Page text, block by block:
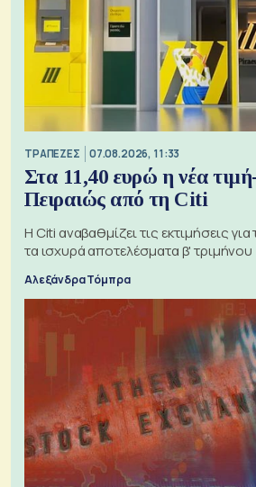
ΤΡΑΠΕΖΕΣ 07.08.2026, 11:33
Στα 11,40 ευρώ η νέα
Πειραιώς από τη Citi
Η Citi αναβαθμίζει τις εκτιμήσεις
τα ισχυρά αποτελέσματα β' τριμήνου
Αλεξάνδρα Τόμπρα